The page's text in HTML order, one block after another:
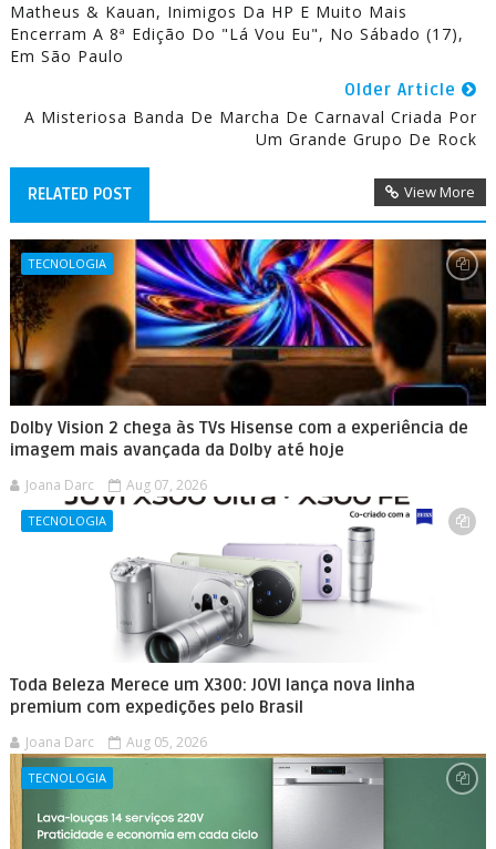
Matheus & Kauan, Inimigos Da HP E Muito Mais
Encerram A 8ª Edição Do "Lá Vou Eu", No Sábado (17),
Em São Paulo
Older Article
A Misteriosa Banda De Marcha De Carnaval Criada Por
Um Grande Grupo De Rock
RELATED POST View More
TECNOLOGIA
Dolby Vision 2 chega às TVs Hisense com a experiência de
imagem mais avançada da Dolby até hoje
Joana Darc Aug 07, 2026
TECNOLOGIA
Toda Beleza Merece um X300: JOVI lança nova linha
premium com expedições pelo Brasil
Joana Darc Aug 05, 2026
TECNOLOGIA